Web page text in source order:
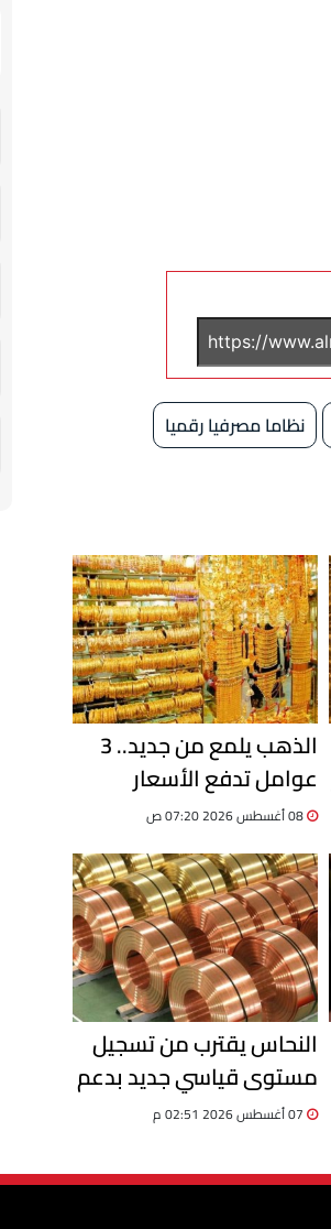
نظاما مصرفيا رقميا
الذهب يلمع من جديد.. 3
عوامل تدفع الأسعار
للصعود.. تقرير
08 أغسطس 2026 07:20 ص
النحاس يقترب من تسجيل
مستوى قياسي جديد بدعم
من تراجع المعروض عالميًا
07 أغسطس 2026 02:51 م